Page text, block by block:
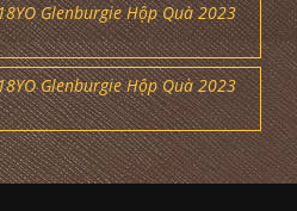
Glenburgie Hộp Quà 2023
Glenburgie Hộp Quà 2023